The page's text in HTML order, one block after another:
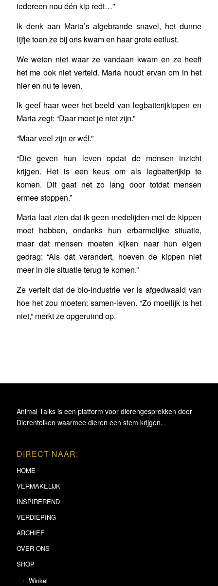
iedereen nou één kip redt…”
Ik denk aan Maria’s afgebrande snavel, het dunne
lijfje toen ze bij ons kwam en haar grote eetlust.
We weten niet waar ze vandaan kwam en ze heeft
het me ook niet verteld. Maria houdt ervan om in het
hier en nu te leven.
Ik geef haar weer het beeld van legbatterijkippen en
Maria zegt: “Daar moet je niet zijn.”
“Maar veel zijn er wél.”
“Die geven hun leven opdat de mensen inzicht
krijgen. Het is een keus om als legbatterijkip te
komen. Dit gaat net zo lang door totdat mensen
ermee stoppen.”
Maria laat zien dat ik geen medelijden met de kippen
moet hebben, ondanks hun erbarmelijke situatie,
maar dat mensen moeten kijken naar hun eigen
gedrag: “Als dát verandert, hoeven de kippen niet
meer in die situatie terug te komen.”
Ze vertelt dat de bio-industrie ver is afgedwaald van
hoe het zou moeten: samen-leven. “Zo moeilijk is het
niet,” merkt ze opgeruimd op.
Animal Talks is een platform voor dierengesprekken door
Dierentolken waarmee dieren een stem krijgen.
DIRECT NAAR:
HOME
VERMAKELIJK
INSPIREREND
VERDIEPING
ARCHIEF
OVER ONS
SHOP
Winkel